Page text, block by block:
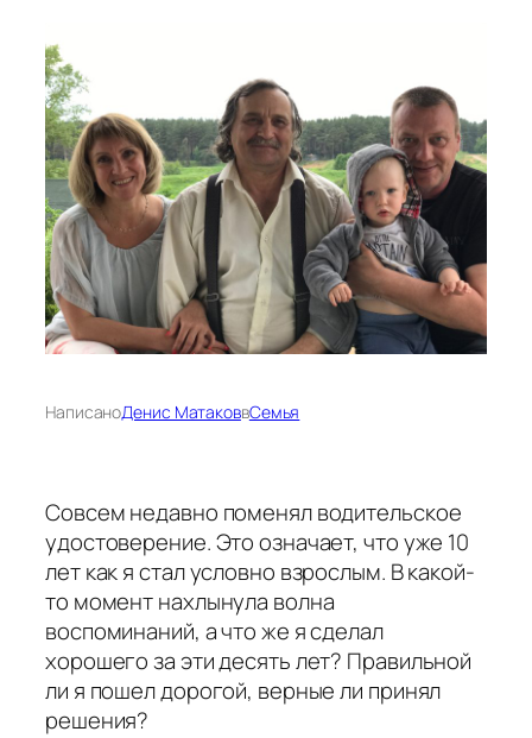
НаписаноДенис МатаковвСемья
Совсем недавно поменял водительское
удостоверение. Это означает, что уже 10
лет как я стал условно взрослым. В какой-
то момент нахлынула волна
воспоминаний, а что же я сделал
хорошего за эти десять лет? Правильной
ли я пошел дорогой, верные ли принял
решения?